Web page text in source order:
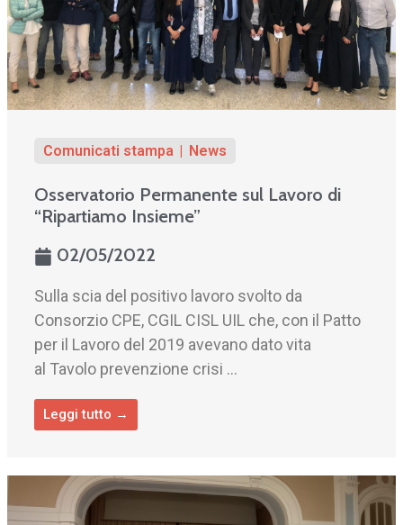
Comunicati stampa News
Osservatorio Permanente sul Lavoro di
“Ripartiamo Insieme”
02/05/2022
Sulla scia del positivo lavoro svolto da
Consorzio CPE, CGIL CISL UIL che, con il Patto
per il Lavoro del 2019 avevano dato vita
al Tavolo prevenzione crisi ...
Leggi tutto →